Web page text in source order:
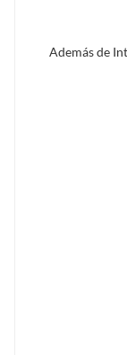
Además de